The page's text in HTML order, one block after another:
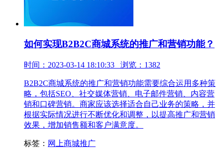
如何实现B2B2C商城系统的推广和营销功能？
时间：2023-03-14 18:10:33 浏览：1382
B2B2C商城系统的推广和营销功能需要综合运用多种策
略，包括SEO、社交媒体营销、电子邮件营销、内容营
销和口碑营销。商家应该选择适合自己业务的策略，并
根据实际情况进行不断优化和调整，以提高推广和营销
效果，增加销售额和客户满意度。
标签： 网上商城推广